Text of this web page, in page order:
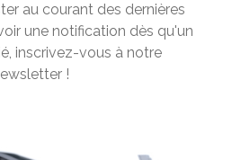
au courant des dernières
une notification dès qu'un
inscrivez-vous à notre
!